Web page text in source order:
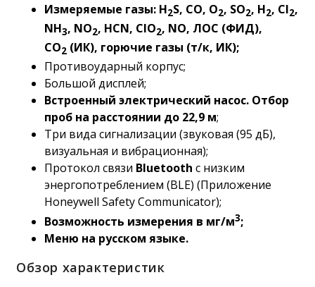
Измеряемые газы: H2S, CO, O2, SO2, H2, CI2,
NH3, NO2, HCN, CIO2, NO, ЛОС (ФИД),
СО2 (ИК), горючие газы (т/к, ИК);
Противоударный корпус;
Большой дисплей;
Встроенный электрический насос. Отбор
проб на расстоянии до 22,9 м;
Три вида сигнализации (звуковая (95 дБ),
визуальная и вибрационная);
Протокол связи Bluetooth с низким
энергопотреблением (BLE) (Приложение
Honeywell Safety Communicator);
Возможность измерения в мг/м3;
Меню на русском языке.
Обзор характеристик